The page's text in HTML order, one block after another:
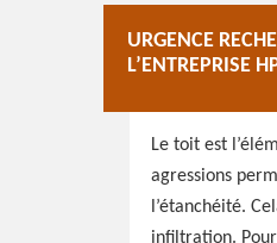
URGENCE
L’ENTREPRISE
Le toit est
agressions
l’étanchéité.
infiltration.